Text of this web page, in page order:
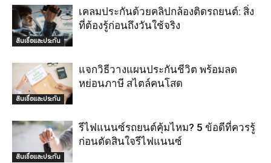
สินเชื่อและประกัน
เคลมประกันด้วยคลิปกล้องติดรถยนต์: สิ่ง
ที่ต้องรู้ก่อนถึงวันใช้จริง
สินเชื่อและประกัน
แจกวิธีวางแผนประกันชีวิต พร้อมลด
หย่อนภาษี สไตล์คนโสด
สินเชื่อและประกัน
รีไฟแนนซ์รถยนต์คุ้มไหม? 5 ข้อดีที่ควรรู้
ก่อนตัดสินใจรีไฟแนนซ์